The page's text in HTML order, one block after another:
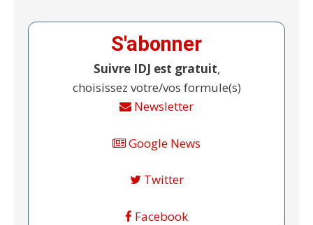
S'abonner
Suivre IDJ est gratuit,
choisissez votre/vos formule(s)
Newsletter
Google News
Twitter
Facebook